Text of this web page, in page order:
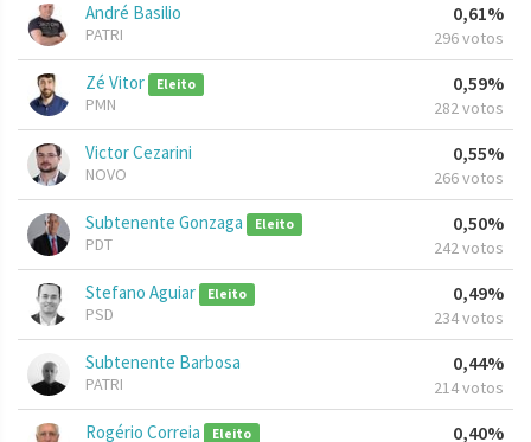
André Basilio
PATRI
0,61%
296 votos
Zé Vitor Eleito
PMN
0,59%
282 votos
Victor Cezarini
NOVO
0,55%
266 votos
Subtenente Gonzaga Eleito
PDT
0,50%
242 votos
Stefano Aguiar Eleito
PSD
0,49%
234 votos
Subtenente Barbosa
PATRI
0,44%
214 votos
Rogério Correia Eleito 0,40%